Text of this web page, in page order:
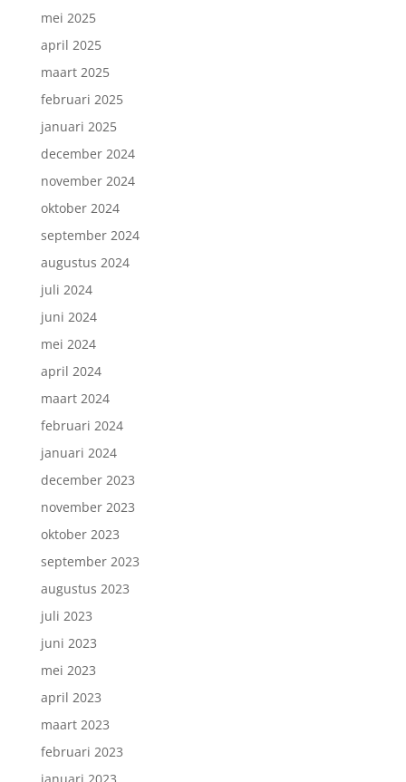
mei 2025
april 2025
maart 2025
februari 2025
januari 2025
december 2024
november 2024
oktober 2024
september 2024
augustus 2024
juli 2024
juni 2024
mei 2024
april 2024
maart 2024
februari 2024
januari 2024
december 2023
november 2023
oktober 2023
september 2023
augustus 2023
juli 2023
juni 2023
mei 2023
april 2023
maart 2023
februari 2023